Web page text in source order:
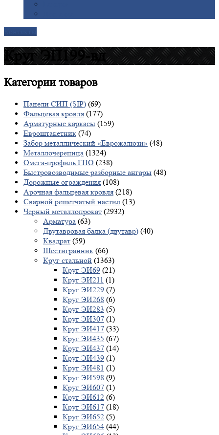
Круг ЭП199-вд
Категориитоваров
Панели СИП (SIP) (69)
Фальцевая кровля (177)
Арматурные каркасы (159)
Евроштакетник (74)
Забор металлический «Еврожалюзи» (48)
Металлочерепица (1324)
Омега-профиль ГПО (238)
Быстровозводимые разборные ангары (48)
Дорожные ограждения (108)
Арочная фальцевая кровля (218)
Сварной решетчатый настил (13)
Черный металлопрокат (2932)
Арматура (63)
Двутавровая балка (двутавр) (40)
Квадрат (59)
Шестигранник (66)
Круг стальной (1363)
Круг ЭИ69 (21)
Круг ЭИ211 (1)
Круг ЭИ229 (7)
Круг ЭИ268 (6)
Круг ЭИ283 (5)
Круг ЭИ307 (1)
Круг ЭИ417 (33)
Круг ЭИ435 (67)
Круг ЭИ437 (14)
Круг ЭИ439 (1)
Круг ЭИ481 (1)
Круг ЭИ598 (9)
Круг ЭИ607 (1)
Круг ЭИ612 (6)
Круг ЭИ617 (18)
Круг ЭИ652 (5)
Круг ЭИ654 (44)